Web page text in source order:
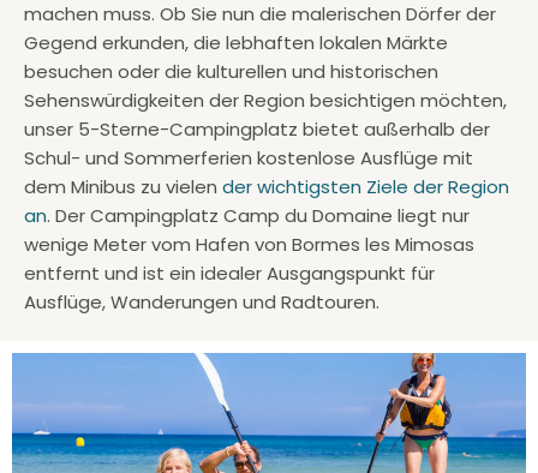
machen muss. Ob Sie nun die malerischen Dörfer der
Gegend erkunden, die lebhaften lokalen Märkte
besuchen oder die kulturellen und historischen
Sehenswürdigkeiten der Region besichtigen möchten,
unser 5-Sterne-Campingplatz bietet außerhalb der
Schul- und Sommerferien kostenlose Ausflüge mit
dem Minibus zu vielen der wichtigsten Ziele der Region
an. Der Campingplatz Camp du Domaine liegt nur
wenige Meter vom Hafen von Bormes les Mimosas
entfernt und ist ein idealer Ausgangspunkt für
Ausflüge, Wanderungen und Radtouren.